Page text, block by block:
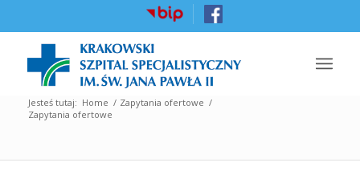
Jesteś tutaj: Home / Zapytania ofertowe /
Zapytania ofertowe